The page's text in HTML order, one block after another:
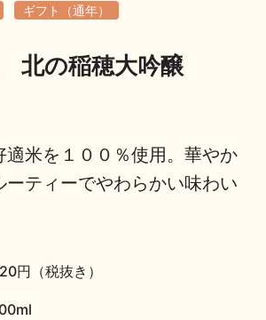
地酒蔵元会検定
ギフト（通年）
の稲穂大吟醸
適米を１００％使用。華やか
ーティーでやわらかい味わい
円（税抜き）